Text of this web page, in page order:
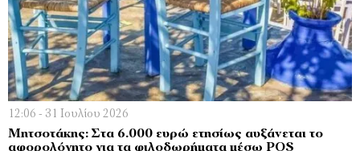
12:06 - 31 Ιουλίου 2026
Μητσοτάκης: Στα 6.000 ευρώ ετησίως αυξάνεται το
αφορολόγητο για τα φιλοδωρήματα μέσω POS